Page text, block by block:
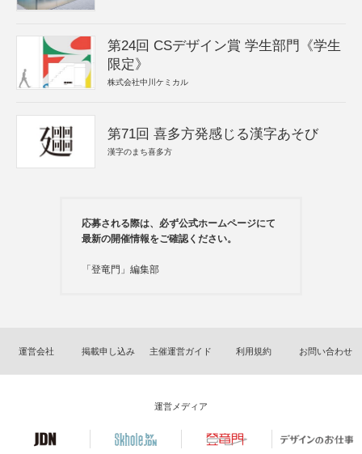
第24回 CSデザイン賞 学生部門《学生
限定》
株式会社中川ケミカル
第71回 喜多方発感じる漢字あそび
漢字のまち喜多方
応募される際は、必ず公式ホームページにて
最新の開催情報をご確認ください。
「登竜門」編集部
運営会社 掲載申し込み 主催運営ガイド 利用規約 お問い合わせ
運営メディア